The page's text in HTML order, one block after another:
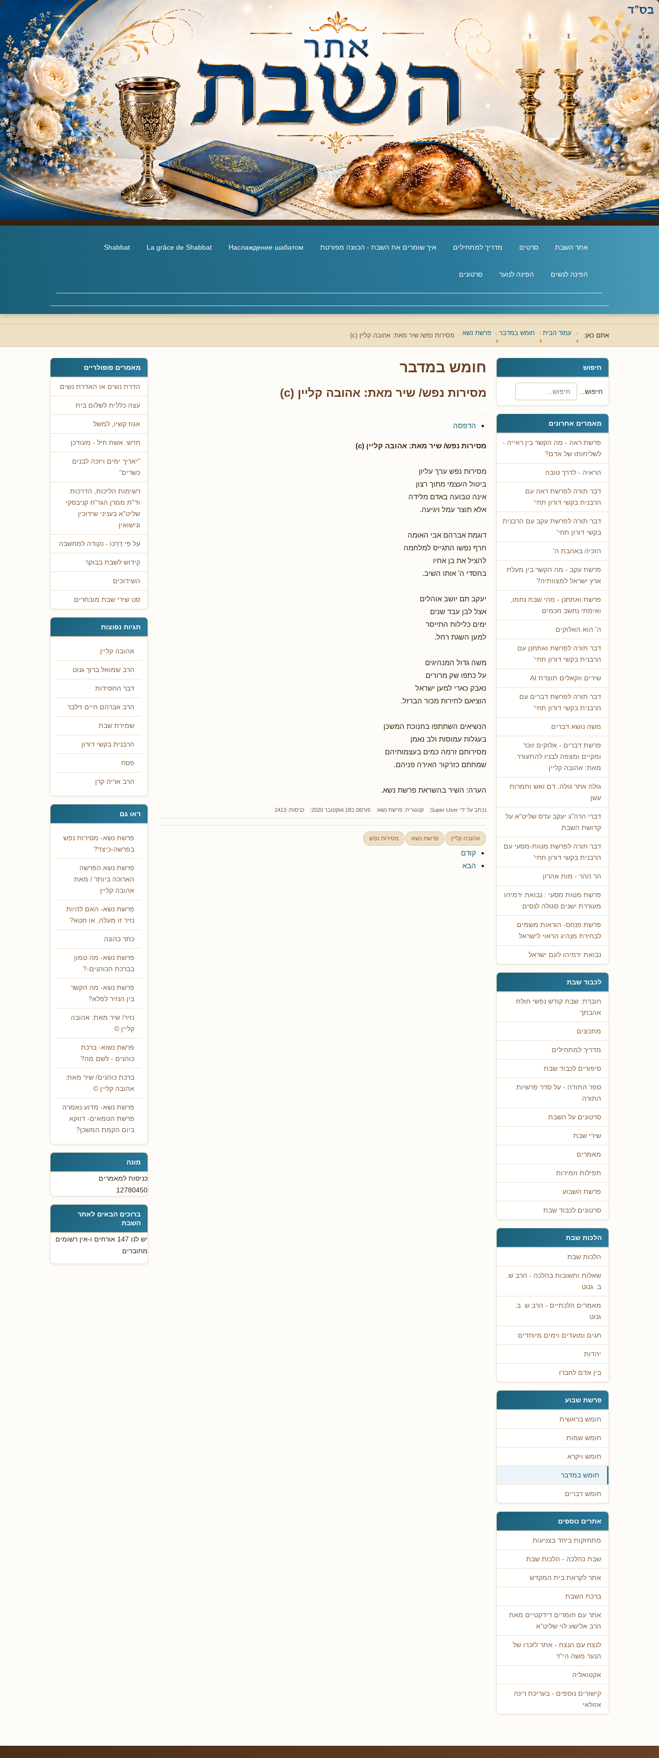
אתר השבת סרטים מדריך למתחילים איך שומרים את השבת - הכוונה מפורטת Наслаждение шабатом
La grâce de Shabbat
Shabbat
הפינה לנשים הפינה לנוער סרטונים
אתם כאן: עמוד הבית חומש במדבר פרשת נשא מסירות נפש/ שיר מאת: אהובה קליין (c)
חיפוש
חיפוש...
מאמרים אחרונים
פרשת ראה - מה הקשר בין ראייה -
לשליחותו של אדם?
הראיה - לדרך טובה
דבר תורה לפרשת ראה עם
הרבנית בקשי דורון תחי'
דבר תורה לפרשת עקב עם הרבנית
בקשי דורון תחי'
הזכיה באהבת ה'
פרשת עקב - מה הקשר בין מעלת
ארץ ישראל למצוותיה?
פרשת ואתחנן - מהי שבת נחמו,
ואימתי נחשב חכמים
ה' הוא האלוקים
דבר תורה לפרשת ואתחנן עם
הרבנית בקשי דורון תחי'
שירים ווקאלים תוצרת AI
דבר תורה לפרשת דברים עם
הרבנית בקשי דורון תחי'
משה נושא דברים
פרשת דברים - אלוקים זוכר
ומקיים ומצפה לבניו להתעורר.
מאת: אהובה קליין
גולה אחר גולה, דם ואש ותמרות
עשן
דברי הרה"ג יעקב עדס שליט"א על
קדושת השבת
דבר תורה לפרשת מטות-מסעי עם
הרבנית בקשי דורון תחי'
הר ההר - מות אהרון
פרשת מטות מסעי : נבואת ירמיהו
מעוררת ישנים סגולה לנסים
פרשת פנחס- הוראות משמים
לבחירת מנהיג הראוי לישראל
נבואת ירמיהו לעם ישראל
לכבוד שבת
חוברת: שבת קודש נפשי חולת
אהבתך
מתכונים
מדריך למתחילים
סיפורים לכבוד שבת
ספר התודה - על סדר פרשיות
התורה
סרטונים על השבת
שירי שבת
מאמרים
תפילות וזמירות
פרשת השבוע
סרטונים לכבוד שבת
הלכות שבת
הלכות שבת
שאלות ותשובות בהלכה - הרב ש.
ב. גנוט
מאמרים הלכתיים - הרב ש. ב.
גנוט
חגים ומועדים וימים מיוחדים
יהדות
בין אדם לחברו
פרשת שבוע
חומש בראשית
חומש שמות
חומש ויקרא
חומש במדבר
חומש דברים
אתרים נוספים
מתחזקות ביחד בצניעות
שבת כהלכה - הלכות שבת
אתר לקראת בית המקדש
ברכת השבת
אתר עם חומרים דידקטיים מאת
הרב אלישע לוי שליט"א
לנצח עם הנצח - אתר לזכרו של
הנער משה הי"ד
אקטואליה
קישורים נוספים - בעריכת רינה
אזולאי
חומש במדבר
מסירות נפש/ שיר מאת: אהובה קליין (c)
הדפסה
מסירות נפש/ שיר מאת: אהובה קליין (c)
מסירות נפש ערך עליון
ביטול העצמי מתוך רצון
אינה טבועה באדם מלידה
אלא תוצר עמל ויגיעה.
דוגמת אברהם אבי האומה
חרף נפשו התגייס למלחמה
להציל את בן אחיו
בחסדי ה' אותו השיב.
יעקב תם יושב אוהלים
אצל לבן עבד שנים
ימים כלילות התייסר
למען השגת רחל.
משה גדול המנהיגים
על כתפו שק מרורים
נאבק כארי למען ישראל
הוציאם לחירות מכור הברזל.
הנשיאים השתתפו בחנוכת המשכן
בעגלות עמוסות ולב נאמן
מסירותם זרמה כמים בעצמותיהם
שמחתם כזרקור האירה פניהם.
הערה: השיר בהשראת פרשת נשא.
נכתב על ידי Super User קטגוריה: פרשת נשא פורסם ב18 אוקטובר 2020 כניסות: 2413
אהובה קליין פרשת נשא מסירות נפש
קודם
הבא
מאמרים פופולריים
הדרת נשים או האדרת נשים
עצה כללית לשלום בית
אגוז קשיו, למשל
חדש: אשת חיל - מעודכן
"יאריך ימים ויזכה לבנים
כשרים"
רשימות הליכות, הדרכות
וד"ת ממרן הגר"ח קניבסקי
שליט"א בעניני שידוכין
ונישואין
עַל פִּי דַרְכּוֹ - נקודה למחשבה
קידוש לשבת בבוקר
השידוכים
סט שירי שבת מובחרים
תגיות נפוצות
אהובה קליין
הרב שמואל ברוך גנוט
דבר החסידות
הרב אברהם חיים זילבר
שמירת שבת
הרבנית בקשי דורון
פסח
הרב אריה קרן
ראו גם
פרשת נשא- מסירות נפש
בפרשה-כיצד?
פרשת נשא הפרשה
הארוכה ביותר / מאת
אהובה קליין
פרשת נשא- האם להיות
נזיר זו מעלה, או חטא?
כתר כהונה
פרשת נשא- מה טמון
בברכת הכוהנים-?
פרשת נשא- מה הקשר
בין הנזיר לפלא?
נזיר/ שיר מאת: אהובה
קליין ©
פרשת נשוא- ברכת
כוהנים - לשם מה?
ברכת כוהנים/ שיר מאת:
אהובה קליין ©
פרשת נשא- מדוע נאמרה
פרשת הטמאים- דווקא
ביום הקמת המשכן?
מונה
כניסות למאמרים
12780450
ברוכים הבאים לאתר
השבת
יש לנו 147 אורחים ו-אין רשומים
מחוברים